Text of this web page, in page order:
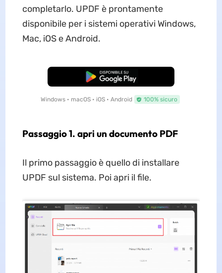
completarlo. UPDF è prontamente
disponibile per i sistemi operativi Windows,
Mac, iOS e Android.
Download Gratis
Windows • macOS • iOS • Android 100% sicuro
Passaggio 1. apri un documento PDF
Il primo passaggio è quello di installare
UPDF sul sistema. Poi apri il file.